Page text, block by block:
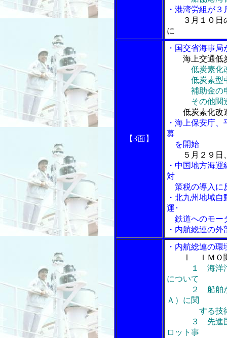
・港湾労組が
３月１０
に
【3面】
・国交省海事
海上交通低
低炭素化
低炭素型中
補助金の申
その他関
低炭素化改
・海上保安庁
募
を開始
５月２９
・中国地方海
対
策税の導入に
・北九州地域
運･
鉄道へのモー
・内航総連の
・内航総連の
Ⅰ ＩＭＯ
１ 海洋
について
２ 船舶から
Ａ）に関
する技術検
３ 先進国型
ロット事